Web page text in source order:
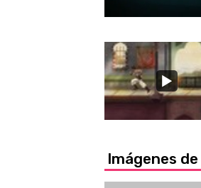
Imágenes